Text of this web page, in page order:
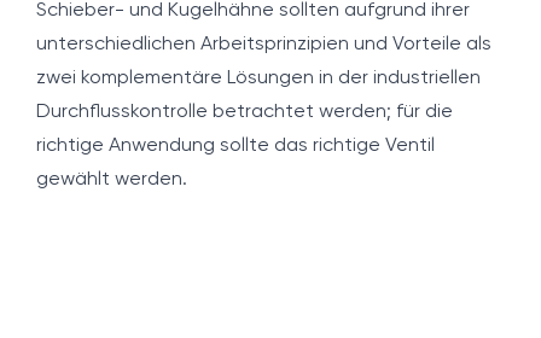
Schieber- und Kugelhähne sollten aufgrund ihrer
unterschiedlichen Arbeitsprinzipien und Vorteile als
zwei komplementäre Lösungen in der industriellen
Durchflusskontrolle betrachtet werden; für die
richtige Anwendung sollte das richtige Ventil
gewählt werden.